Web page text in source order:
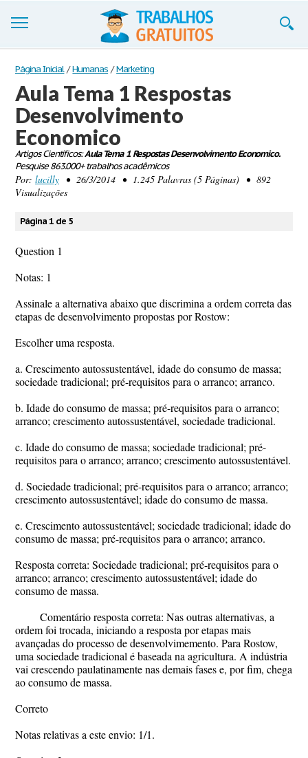
Trabalhos
Cadastre-se
Entre
Blog
Contate-nos
Página Inicial / Humanas / Marketing
Aula Tema 1 Respostas
Desenvolvimento
Economico
Artigos Científicos:Aula Tema 1 Respostas Desenvolvimento Economico.
Pesquise 863.000+ trabalhos acadêmicos
Por: lucilly • 26/3/2014 • 1.245 Palavras (5 Páginas) • 892
Visualizações
Página 1 de 5
Question 1
Notas: 1
Assinale a alternativa abaixo que discrimina a ordem correta das
etapas de desenvolvimento propostas por Rostow:
Escolher uma resposta.
a. Crescimento autossustentável, idade do consumo de massa;
sociedade tradicional; pré-requisitos para o arranco; arranco.
b. Idade do consumo de massa; pré-requisitos para o arranco;
arranco; crescimento autossustentável, sociedade tradicional.
c. Idade do consumo de massa; sociedade tradicional; pré-
requisitos para o arranco; arranco; crescimento autossustentável.
d. Sociedade tradicional; pré-requisitos para o arranco; arranco;
crescimento autossustentável; idade do consumo de massa.
e. Crescimento autossustentável; sociedade tradicional; idade do
consumo de massa; pré-requisitos para o arranco; arranco.
Resposta correta: Sociedade tradicional; pré-requisitos para o
arranco; arranco; crescimento autossustentável; idade do
consumo de massa.
Comentário resposta correta: Nas outras alternativas, a
ordem foi trocada, iniciando a resposta por etapas mais
avançadas do processo de desenvolvimemento. Para Rostow,
uma sociedade tradicional é baseada na agricultura. A indústria
vai crescendo paulatinamente nas demais fases e, por fim, chega
ao consumo de massa.
Correto
Notas relativas a este envio: 1/1.